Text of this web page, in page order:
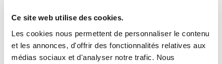
Ce site web utilise des cookies.
Les cookies nous permettent de personnaliser le contenu
et les annonces, d'offrir des fonctionnalités relatives aux
médias sociaux et d'analyser notre trafic. Nous
INCLUS À LA LOCATION
Killométrage illimité